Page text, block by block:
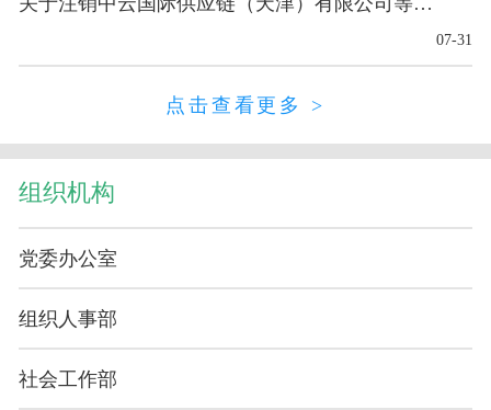
07-31
点击查看更多 >
组织机构
党委办公室
组织人事部
社会工作部